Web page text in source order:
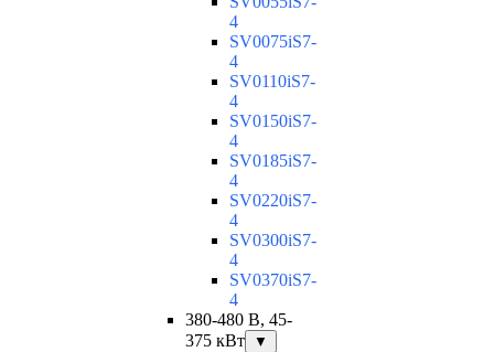
4
SV0075iS7-
4
SV0110iS7-
4
SV0150iS7-
4
SV0185iS7-
4
SV0220iS7-
4
SV0300iS7-
4
SV0370iS7-
4
380-480 В, 45-
375 кВт
▼